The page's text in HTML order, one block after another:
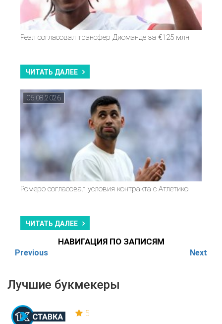
Лучшие букмекеры
5
Реал согласовал трансфер Диоманде за €125 млн
ЧИТАТЬ ДАЛЕЕ
06.08.2026
Ромеро согласовал условия контракта с Атлетико
ЧИТАТЬ ДАЛЕЕ
НАВИГАЦИЯ ПО ЗАПИСЯМ
Previous Next